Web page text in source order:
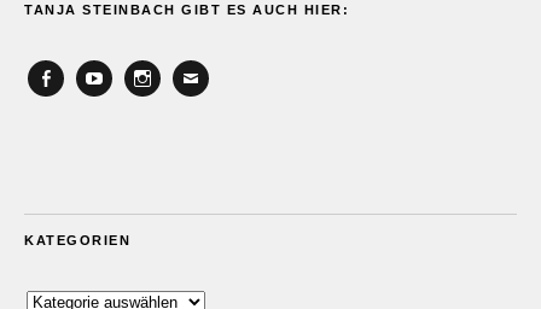
TANJA STEINBACH GIBT ES AUCH HIER:
KATEGORIEN
Kategorien